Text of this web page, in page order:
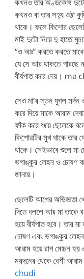
কখনও বা তার সহ্য ওঠা
থাকে। ফলে কিশোর
মাই দুটো নিয়ে দু হাতে
“ও আঃ” করতে করতে
যে সে আর থাকতে পারছে
বীর্যপাত করে দেয়।
সেও মা’র স্তন যুগল মর্দন
করে দিয়ে মাকে আরাম
ফাঁক করে শুয়ে ছেলেকে
কিশোরটির মুখ থাকে তার
থাকে। সেইভাবে শুলে মা
ভগাঙ্কুর লেহন ও চোষণ
জানায়।
ছেলেটি আগের অভিজ্ঞতা
দিতে বললে আর মা তাকে
হয়ে বীর্যপাত হবে। তার
চোষণ এবং ভগাঙ্কুর
আরাম হয়ে রাগ মোচন হয়
মরদনের থেকে বেশী আরাম
chudi